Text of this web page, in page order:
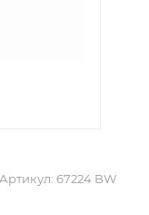
Артикул: 67224 BW